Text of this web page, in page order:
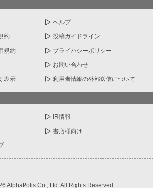
ヘルプ
約 投稿ガイドライン
規約 プライバシーポリシー
お問い合わせ
表示 利用者情報の外部送信について
IR情報
書店様向け
AlphaPolis Co., Ltd. All Rights Reserved.